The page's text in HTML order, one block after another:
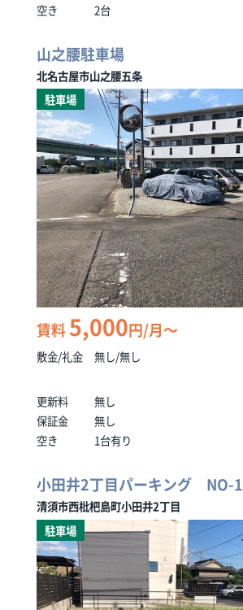
空き
2台
山之腰駐車場
北名古屋市山之腰五条
駐車場
賃料5,000円/月～
敷金/礼金 無し/無し
更新料
無し
保証金
無し
空き
1台有り
小田井2丁目パーキング NO-1
清須市西枇杷島町小田井2丁目
駐車場